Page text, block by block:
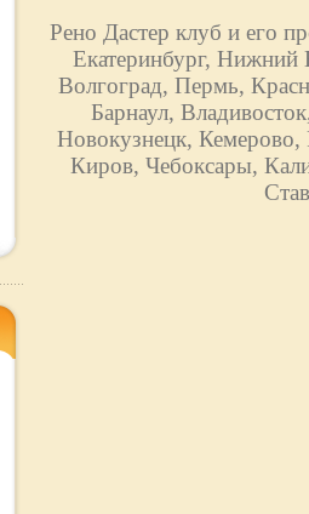
Рено Дастер клуб и его
Екатеринбург, Нижний
Волгоград, Пермь,
Барнаул,
Новокузнецк,
Киров, Чебоксары,